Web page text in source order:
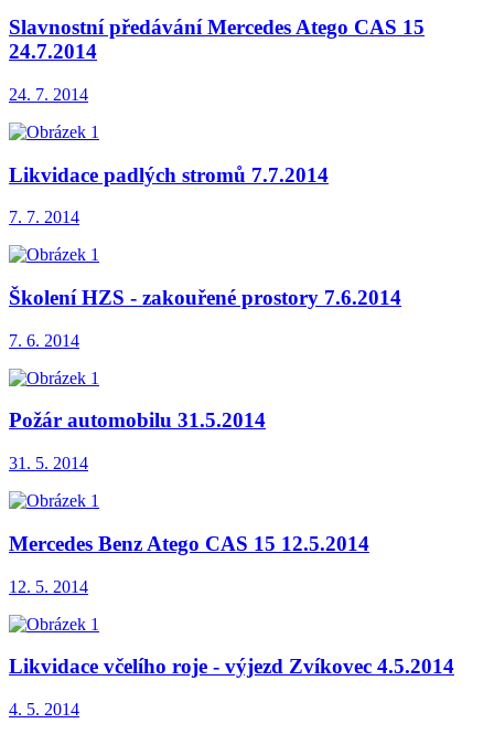
Slavnostní předávání Mercedes Atego CAS 15
24.7.2014
24. 7. 2014
Likvidace padlých stromů 7.7.2014
7. 7. 2014
Školení HZS - zakouřené prostory 7.6.2014
7. 6. 2014
Požár automobilu 31.5.2014
31. 5. 2014
Mercedes Benz Atego CAS 15 12.5.2014
12. 5. 2014
Likvidace včelího roje - výjezd Zvíkovec 4.5.2014
4. 5. 2014